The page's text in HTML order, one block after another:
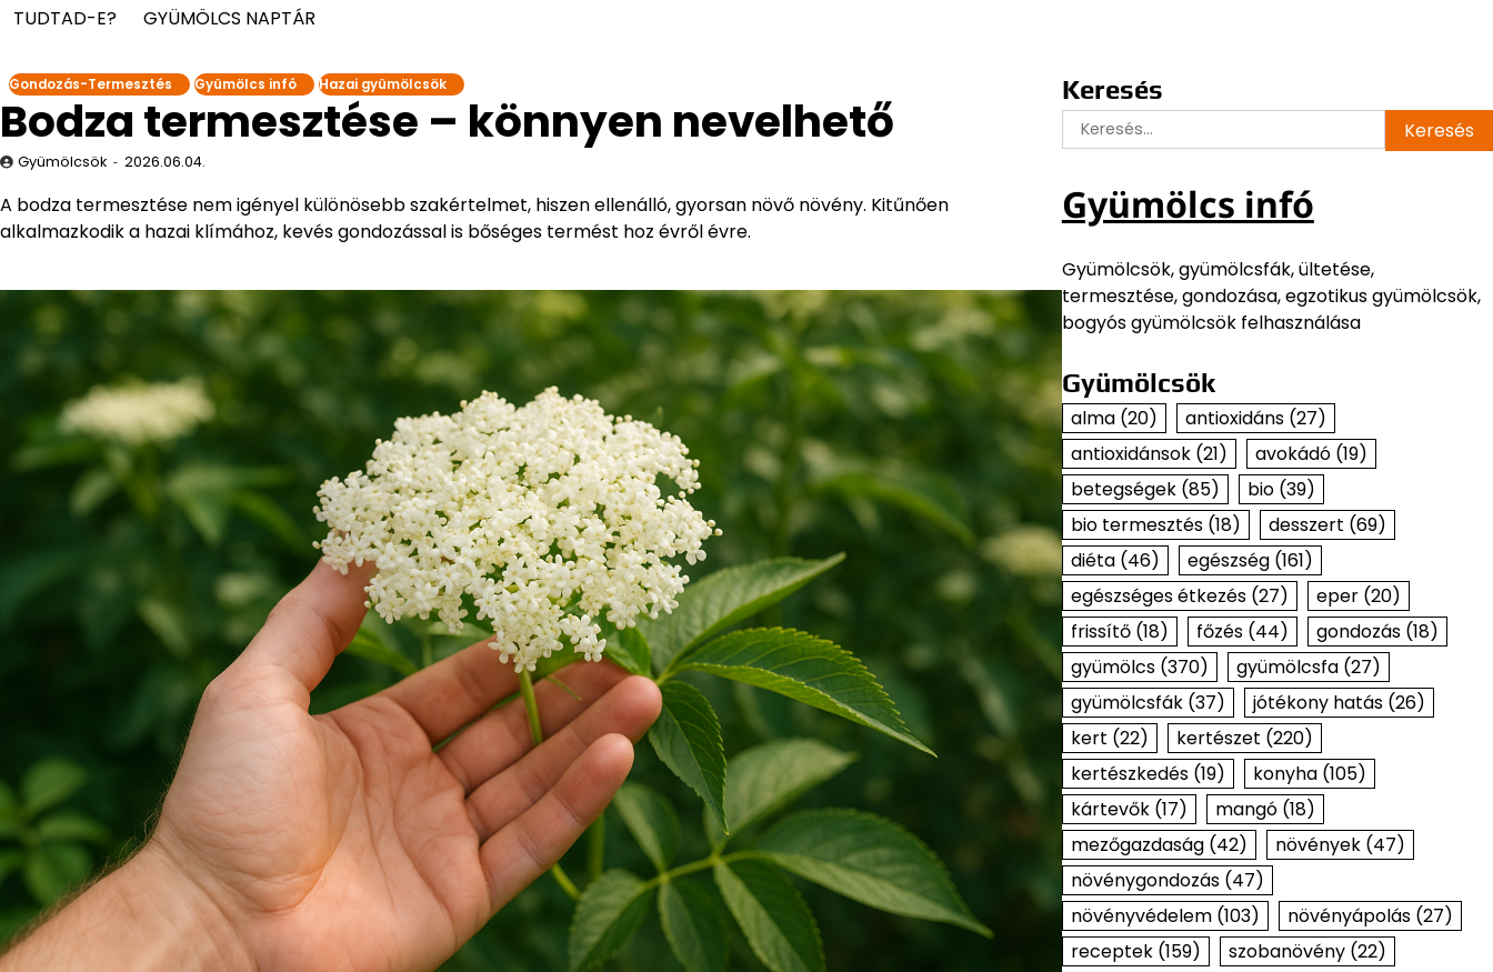
TUDTAD-E?
GYÜMÖLCS NAPTÁR
Gondozás-Termesztés Gyümölcs infó Hazai gyümölcsök
Bodza termesztése – könnyen nevelhető
Gyümölcsök 2026.06.04.
A bodza termesztése nem igényel különösebb szakértelmet, hiszen ellenálló, gyorsan növő növény. Kitűnően
alkalmazkodik a hazai klímához, kevés gondozással is bőséges termést hoz évről évre.
Keresés
Keresés:
Gyümölcs infó
Gyümölcsök, gyümölcsfák, ültetése,
termesztése, gondozása, egzotikus gyümölcsök,
bogyós gyümölcsök felhasználása
Gyümölcsök
alma(20) antioxidáns(27)
antioxidánsok(21) avokádó(19)
betegségek(85) bio(39)
bio termesztés(18) desszert (69)
diéta(46) egészség(161)
egészséges étkezés(27) eper(20)
frissítő(18) főzés(44) gondozás(18)
gyümölcs(370) gyümölcsfa(27)
gyümölcsfák(37) jótékony hatás(26)
kert (22) kertészet (220)
kertészkedés(19) konyha(105)
kártevők(17) mangó(18)
mezőgazdaság(42) növények(47)
növénygondozás(47)
növényvédelem(103) növényápolás(27)
receptek(159) szobanövény(22)